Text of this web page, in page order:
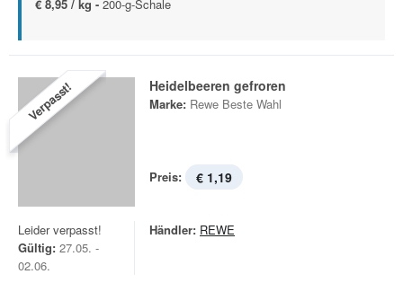
€ 8,95 / kg - 200-g-Schale
Verpasst! Heidelbeeren gefroren
Marke: Rewe Beste Wahl
Preis: € 1,19
Leider verpasst!
Gültig: 27.05. -
02.06.
Händler: REWE